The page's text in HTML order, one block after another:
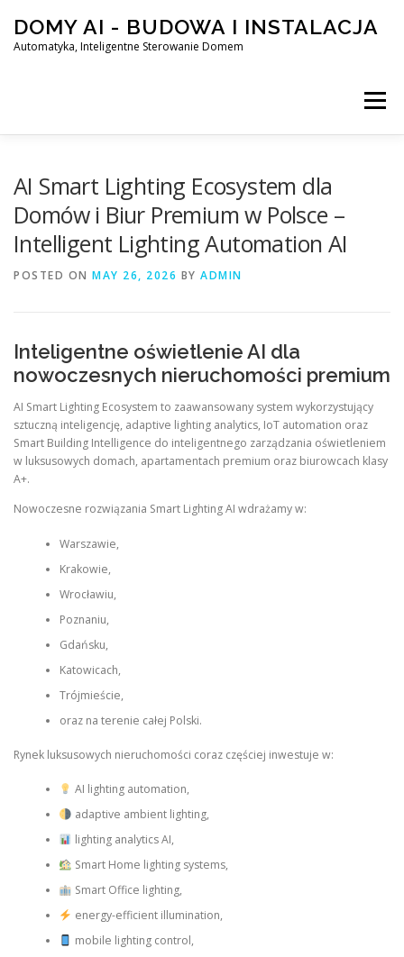
content
DOMY AI - BUDOWA I INSTALACJA
Automatyka, Inteligentne Sterowanie Domem
Menu
SMART DOM AI – AUTOMATYKA, INTELIGENTNE
AI Smart Lighting Ecosystem dla
Domów i Biur Premium w Polsce –
Intelligent Lighting Automation AI
POSTED ON MAY 26, 2026 BY ADMIN
Inteligentne oświetlenie AI dla
nowoczesnych nieruchomości premium
AI Smart Lighting Ecosystem to zaawansowany system wykorzystujący
sztuczną inteligencję, adaptive lighting analytics, IoT automation oraz
Smart Building Intelligence do inteligentnego zarządzania oświetleniem
w luksusowych domach, apartamentach premium oraz biurowcach klasy
A+.
Nowoczesne rozwiązania Smart Lighting AI wdrażamy w:
Warszawie,
Krakowie,
Wrocławiu,
Poznaniu,
Gdańsku,
Katowicach,
Trójmieście,
oraz na terenie całej Polski.
Rynek luksusowych nieruchomości coraz częściej inwestuje w:
AI lighting automation,
adaptive ambient lighting,
lighting analytics AI,
Smart Home lighting systems,
Smart Office lighting,
energy-efficient illumination,
mobile lighting control,